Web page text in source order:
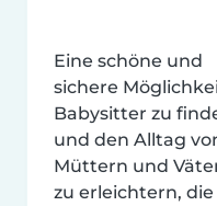
Eine schöne und
sichere
Babysitter zu
und den Alltag
Müttern und
zu erleichtern, die